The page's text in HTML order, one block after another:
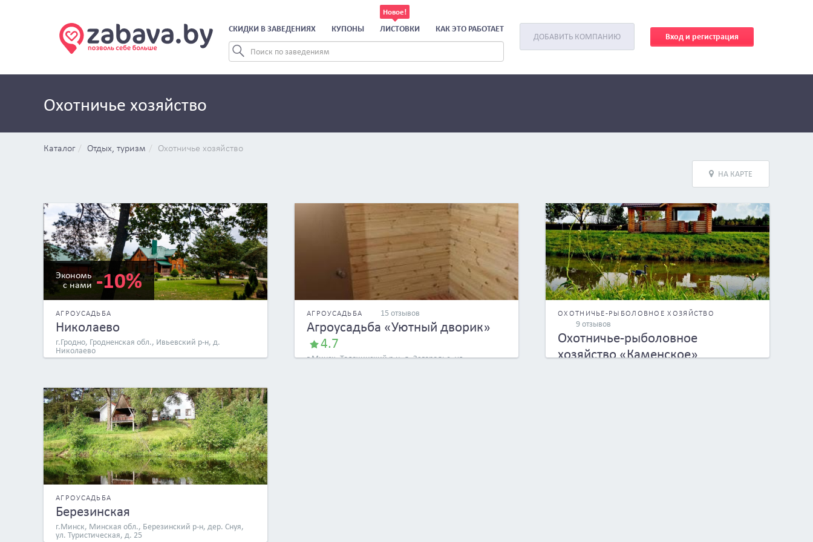
СКИДКИ В ЗАВЕДЕНИЯХ КУПОНЫ ЛИСТОВКИ КАК ЭТО РАБОТАЕТ
ДОБАВИТЬ КОМПАНИЮ Вход и регистрация
Охотничье хозяйство
Каталог Отдых, туризм Охотничье хозяйство
НА КАРТЕ
Экономь
с нами -10%
АГРОУСАДЬБА
Николаево
г.Гродно, Гродненская обл., Ивьевский р-н, д.
Николаево
АГРОУСАДЬБА 15 отзывов
Агроусадьба «Уютный дворик»
4.7
г.Минск, Толочинский р-н, д. Загородье, ул.
ОХОТНИЧЬЕ-РЫБОЛОВНОЕ ХОЗЯЙСТВО
9 отзывов
Охотничье-рыболовное
хозяйство «Каменское»
АГРОУСАДЬБА
Березинская
г.Минск, Минская обл., Березинский р-н, дер. Снуя,
ул. Туристическая, д. 25